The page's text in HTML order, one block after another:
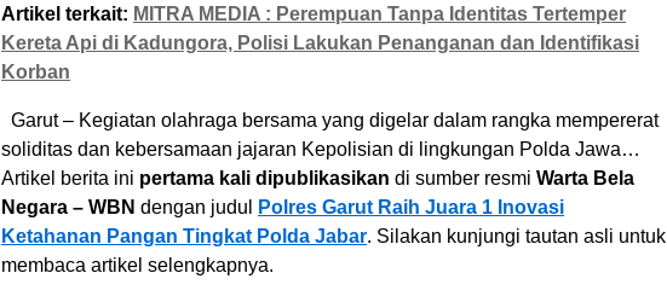
Artikel terkait: MITRA MEDIA : Perempuan Tanpa Identitas Tertemper
Kereta Api di Kadungora, Polisi Lakukan Penanganan dan Identifikasi
Korban
Garut – Kegiatan olahraga bersama yang digelar dalam rangka mempererat
soliditas dan kebersamaan jajaran Kepolisian di lingkungan Polda Jawa…
Artikel berita ini pertama kali dipublikasikan di sumber resmi Warta Bela
Negara – WBN dengan judul
Polres Garut Raih Juara 1 Inovasi
Ketahanan Pangan Tingkat Polda Jabar. Silakan kunjungi tautan asli untuk
membaca artikel selengkapnya.